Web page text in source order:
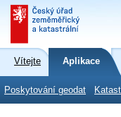
Vítejte Aplikace
Poskytování geodat